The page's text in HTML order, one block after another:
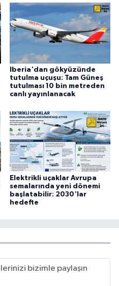
Iberia'dan gökyüzünde
tutulma uçuşu: Tam Güneş
tutulması 10 bin metreden
canlı yayınlanacak
Elektrikli uçaklar Avrupa
semalarında yeni dönemi
başlatabilir: 2030'lar
hedefte